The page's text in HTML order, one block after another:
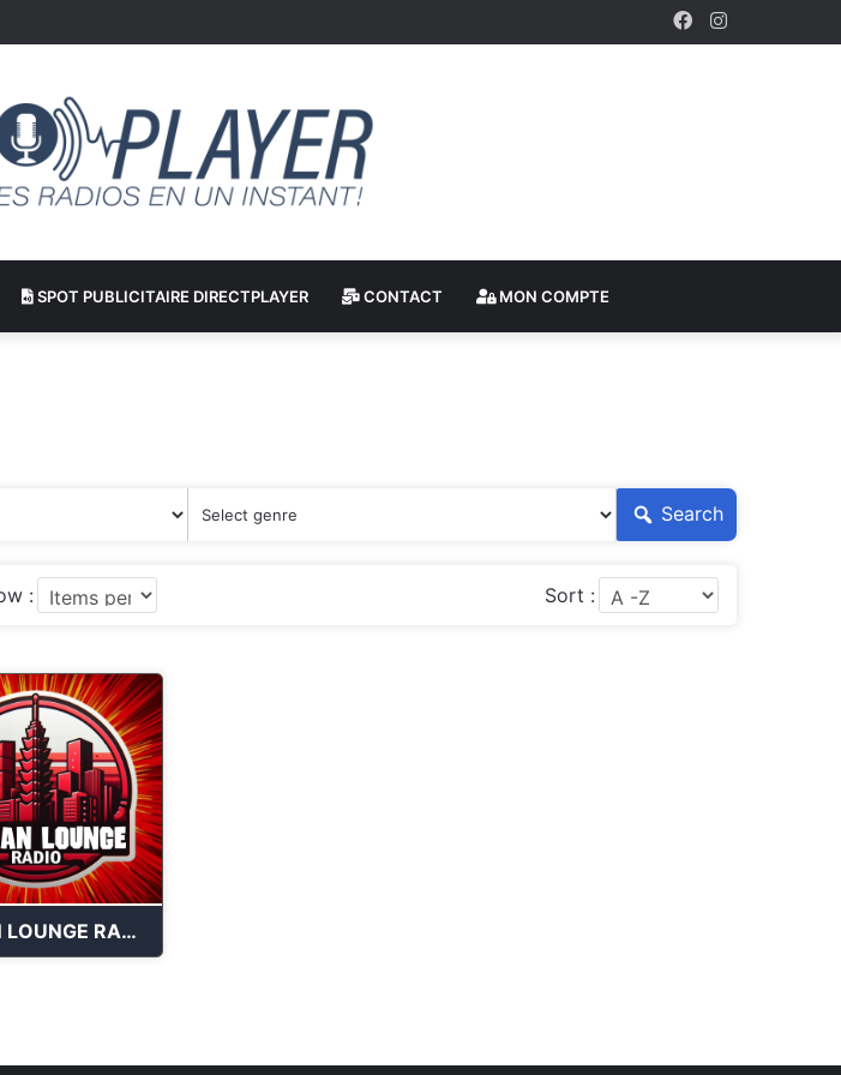
Facebook
SPOT PUBLICITAIRE DIRECTPLAYER CONTACT MON COMPTE
Search
: Sort :
TAIWAN LOUNGE RADIO